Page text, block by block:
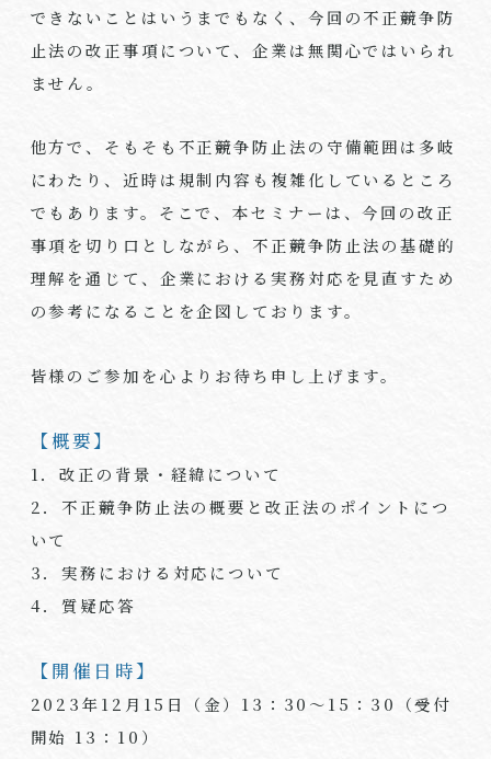
できないことはいうまでもなく、今回の不正競争防
止法の改正事項について、企業は無関心ではいられ
ません。
他方で、そもそも不正競争防止法の守備範囲は多岐
にわたり、近時は規制内容も複雑化しているところ
でもあります。そこで、本セミナーは、今回の改正
事項を切り口としながら、不正競争防止法の基礎的
理解を通じて、企業における実務対応を見直すため
の参考になることを企図しております。
皆様のご参加を心よりお待ち申し上げます。
【概要】
1．改正の背景・経緯について
2．不正競争防止法の概要と改正法のポイントにつ
いて
3．実務における対応について
4．質疑応答
【開催日時】
2023年12月15日（金）13：30～15：30（受付
開始 13 ：10）